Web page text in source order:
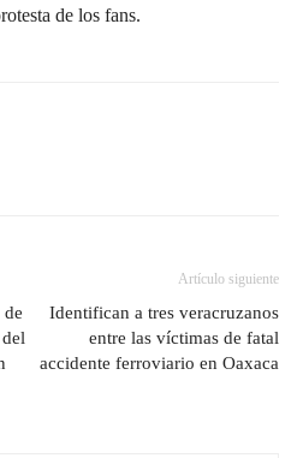
de los fans.
de
Artículo siguiente
Identifican a tres veracruzanos
entre las víctimas de fatal
accidente ferroviario en Oaxaca